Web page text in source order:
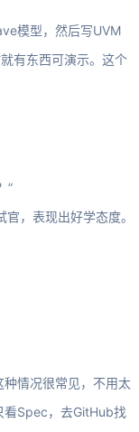
模型，然后写UVM
有东西可演示。这个
”
，表现出好学态度。
情况很常见，不用太
看Spec，去GitHub找